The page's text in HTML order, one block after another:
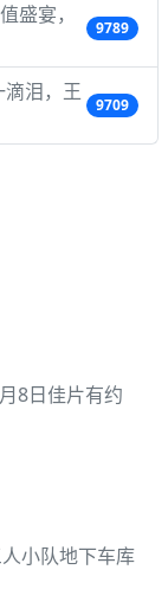
盛宴，
9789
泪，王
9709
8日佳片有约
小队地下车库